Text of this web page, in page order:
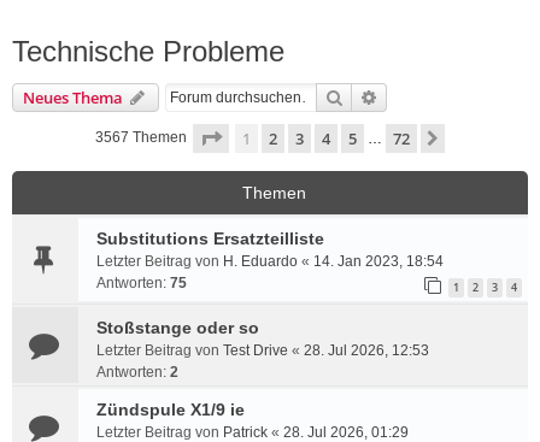
Technische Probleme
Neues Thema Suche
3567 Themen Seite 1von 72
1 2 3 4 5 … 72
Themen
Substitutions Ersatzteilliste
Letzter Beitrag von H. Eduardo « 14. Jan 2023, 18:54
Antworten: 75 1 2 3 4
Stoßstange oder so
Letzter Beitrag von Test Drive « 28. Jul 2026, 12:53
Antworten: 2
Zündspule X1/9 ie
Letzter Beitrag von Patrick « 28. Jul 2026, 01:29